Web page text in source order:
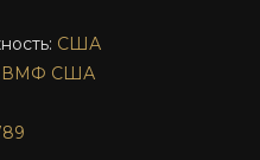
США
ВМФ США